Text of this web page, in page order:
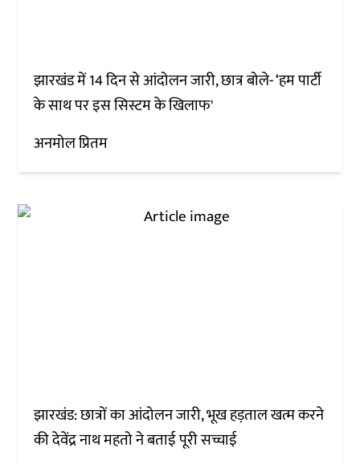
झारखंड में 14 दिन से आंदोलन जारी, छात्र बोले- ‘हम पार्टी
के साथ पर इस सिस्टम के खिलाफ'
अनमोल प्रितम
झारखंड: छात्रों का आंदोलन जारी, भूख हड़ताल खत्म करने
की देवेंद्र नाथ महतो ने बताई पूरी सच्चाई